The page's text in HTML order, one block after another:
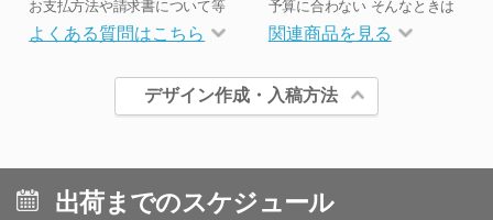
お支払方法や請求書について等
よくある質問はこちら
予算に合わない そんなときは
関連商品を見る
デザイン作成・入稿方法
出荷までのスケジュール